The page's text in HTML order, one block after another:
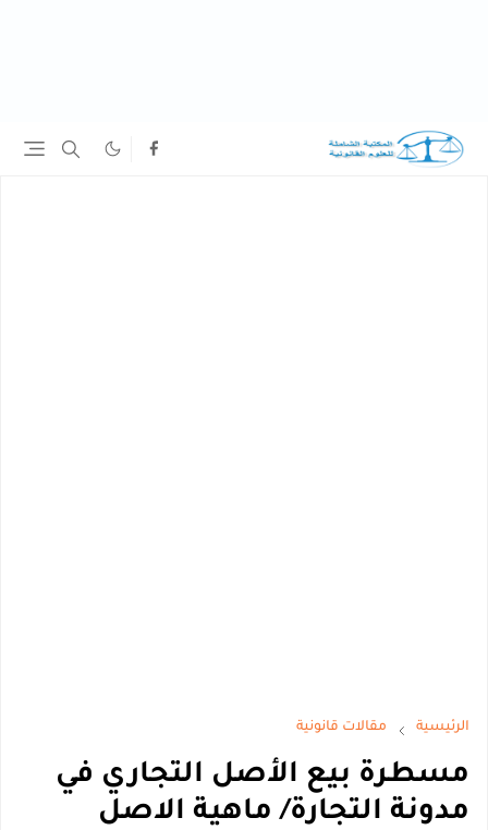
الرئيسية مقالات قانونية
مسطرة بيع الأصل التجاري في
مدونة التجارة/ ماهية الاصل